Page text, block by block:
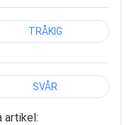
TRÅKIG
SVÅR
artikel: